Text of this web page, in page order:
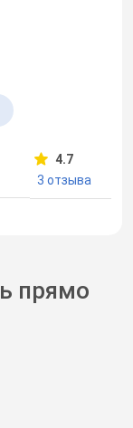
4.7
3 отзыва
прямо